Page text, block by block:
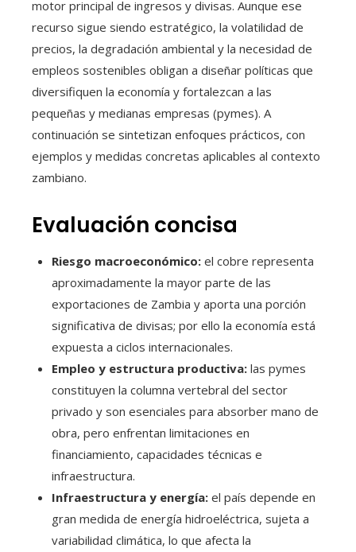
motor principal de ingresos y divisas. Aunque ese
recurso sigue siendo estratégico, la volatilidad de
precios, la degradación ambiental y la necesidad de
empleos sostenibles obligan a diseñar políticas que
diversifiquen la economía y fortalezcan a las
pequeñas y medianas empresas (pymes). A
continuación se sintetizan enfoques prácticos, con
ejemplos y medidas concretas aplicables al contexto
zambiano.
Evaluación concisa
Riesgo macroeconómico: el cobre representa
aproximadamente la mayor parte de las
exportaciones de Zambia y aporta una porción
significativa de divisas; por ello la economía está
expuesta a ciclos internacionales.
Empleo y estructura productiva: las pymes
constituyen la columna vertebral del sector
privado y son esenciales para absorber mano de
obra, pero enfrentan limitaciones en
financiamiento, capacidades técnicas e
infraestructura.
Infraestructura y energía: el país depende en
gran medida de energía hidroeléctrica, sujeta a
variabilidad climática, lo que afecta la